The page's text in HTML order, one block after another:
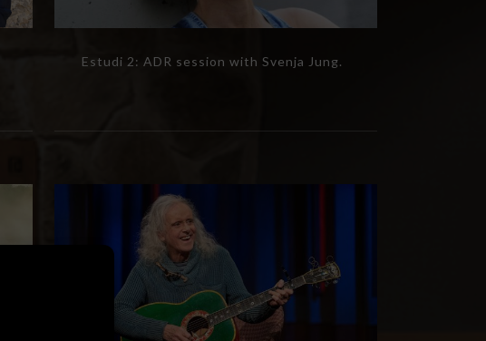
Estudi 2: ADR session with Svenja Jung.